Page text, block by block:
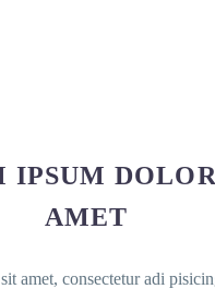
IPSUM
AMET
amet, consectetur adi